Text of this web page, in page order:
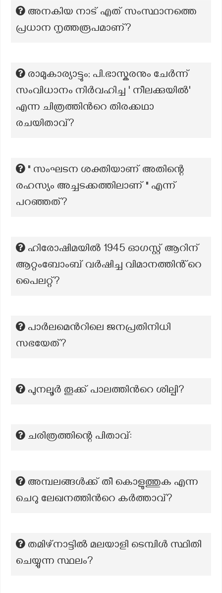
അനകിയ നാട് എത് സംസ്ഥാനത്തെ
പ്രധാന നൃത്തരൂപമാണ്?
രാമുകാര്യാട്ടും; പി.ഭാസ്കരനും ചേര്‍ന്ന്
സംവിധാനം നിര്‍വഹിച്ച ' നീലക്കുയില്‍'
എന്ന ചിത്രത്തിന്‍റെ തിരക്കഥാ
രചയിതാവ്‌?
" സംഘടന ശക്തിയാണ് അതിന്റെ
രഹസ്യം അച്ചടക്കത്തിലാണ് " എന്ന്
പറഞ്ഞത്?
ഹിരോഷിമയിൽ 1945 ഓഗസ്റ്റ് ആറിന്
ആറ്റംബോംബ് വർഷിച്ച വിമാനത്തിൻ്റെ
പൈലറ്റ്?
പാർലമെൻറിലെ ജനപ്രതിനിധി
സഭയേത്?
പുനലൂർ തൂക്ക് പാലത്തിന്‍റെ ശില്പി?
ചരിത്രത്തിന്റെ പിതാവ്:
അമ്പലങ്ങൾക്ക് തീ കൊളുത്തുക എന്ന
ചെറു ലേഖനത്തിന്‍റെ കർത്താവ്?
തമിഴ്‌നാട്ടിൽ മലയാളി ടെമ്പിൾ സ്ഥിതി
ചെയ്യുന്ന സ്ഥലം?